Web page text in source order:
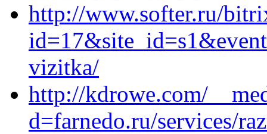
http://www.softer.ru/
vizitka/
http://kdrowe.com/
d=farnedo.ru/services/